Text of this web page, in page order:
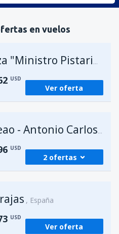
en vuelos
Buenos Aires Ezeiza "Ministro Pistarini"
USD
Ver oferta
Río de Janeiro Galeao - Antonio Carlos Jobim
USD
2 ofertas
Pettirossi (ASU)
España
USD
Ver oferta